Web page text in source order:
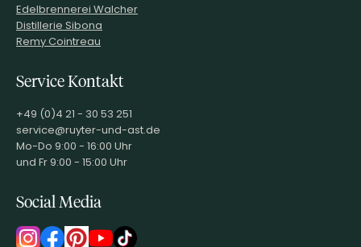
Edelbrennerei Walcher
Distillerie Sibona
Remy Cointreau
Service Kontakt
+49 (0)4 21 - 30 53 251
service@ruyter-und-ast.de
Mo-Do 9:00 - 16:00 Uhr
und Fr 9:00 - 15:00 Uhr
Social Media